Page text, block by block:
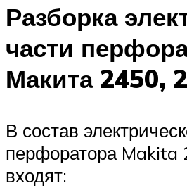
Разборка
части
Макита 2450,
В состав
перфоратора Makita
входят: